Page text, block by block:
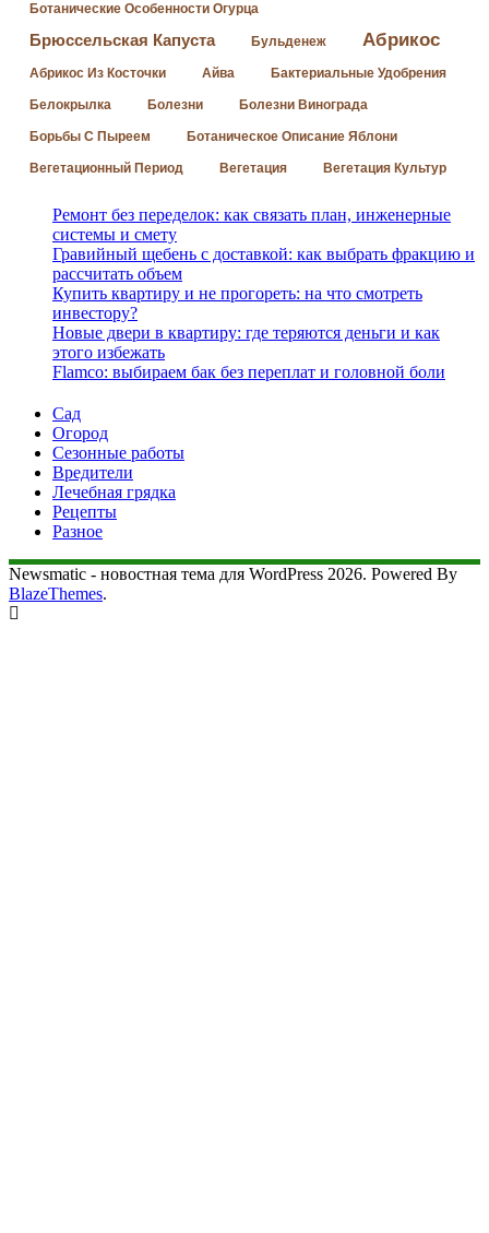
Ботанические Особенности Огурца
Брюссельская Капуста Бульденеж Абрикос
Абрикос Из Косточки Айва Бактериальные Удобрения
Белокрылка Болезни Болезни Винограда
Борьбы С Пыреем Ботаническое Описание Яблони
Вегетационный Период Вегетация Вегетация Культур
Ремонт без переделок: как связать план, инженерные
системы и смету
Гравийный щебень с доставкой: как выбрать фракцию и
рассчитать объем
Купить квартиру и не прогореть: на что смотреть
инвестору?
Новые двери в квартиру: где теряются деньги и как
этого избежать
Flamco: выбираем бак без переплат и головной боли
Сад
Огород
Сезонные работы
Вредители
Лечебная грядка
Рецепты
Разное
Newsmatic - новостная тема для WordPress 2026. Powered By
BlazeThemes.